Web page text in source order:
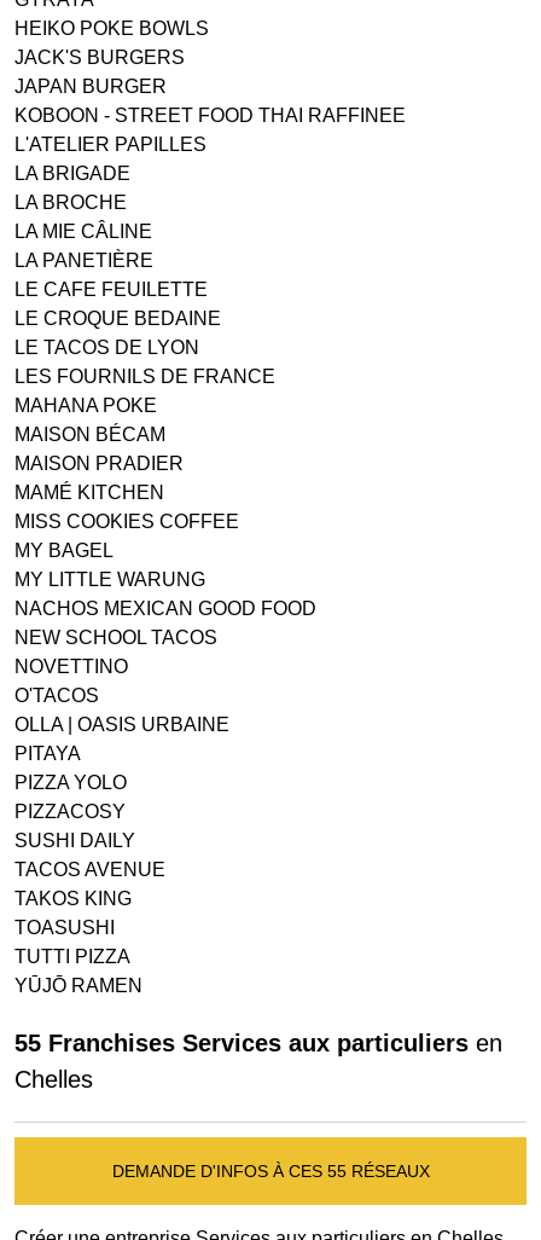
HEIKO POKE BOWLS
JACK'S BURGERS
JAPAN BURGER
KOBOON - STREET FOOD THAI RAFFINEE
L'ATELIER PAPILLES
LA BRIGADE
LA BROCHE
LA MIE CÂLINE
LA PANETIÈRE
LE CAFE FEUILETTE
LE CROQUE BEDAINE
LE TACOS DE LYON
LES FOURNILS DE FRANCE
MAHANA POKE
MAISON BÉCAM
MAISON PRADIER
MAMÉ KITCHEN
MISS COOKIES COFFEE
MY BAGEL
MY LITTLE WARUNG
NACHOS MEXICAN GOOD FOOD
NEW SCHOOL TACOS
NOVETTINO
O'TACOS
OLLA | OASIS URBAINE
PITAYA
PIZZA YOLO
PIZZACOSY
SUSHI DAILY
TACOS AVENUE
TAKOS KING
TOASUSHI
TUTTI PIZZA
YŪJŌ RAMEN
55 Franchises Services aux particuliers en
Chelles
DEMANDE D'INFOS À CES 55 RÉSEAUX